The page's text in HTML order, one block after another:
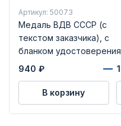
Артикул: 50073
Медаль ВДВ СССР (с
текстом заказчика), с
бланком удостоверения
940 ₽
В корзину